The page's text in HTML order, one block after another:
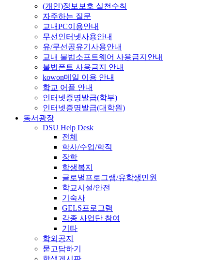
(개인)정보보호 실천수칙
자주하는 질문
교내PC이용안내
무선인터넷사용안내
유/무선공유기사용안내
교내 불법소프트웨어 사용금지안내
불법폰트 사용금지 안내
kowon메일 이용 안내
학교 어플 안내
인터넷증명발급(학부)
인터넷증명발급(대학원)
동서광장
DSU Help Desk
전체
학사/수업/학적
장학
학생복지
글로벌프로그램/유학생민원
학교시설/안전
기숙사
GELS프로그램
각종 사업단 참여
기타
학외공지
묻고답하기